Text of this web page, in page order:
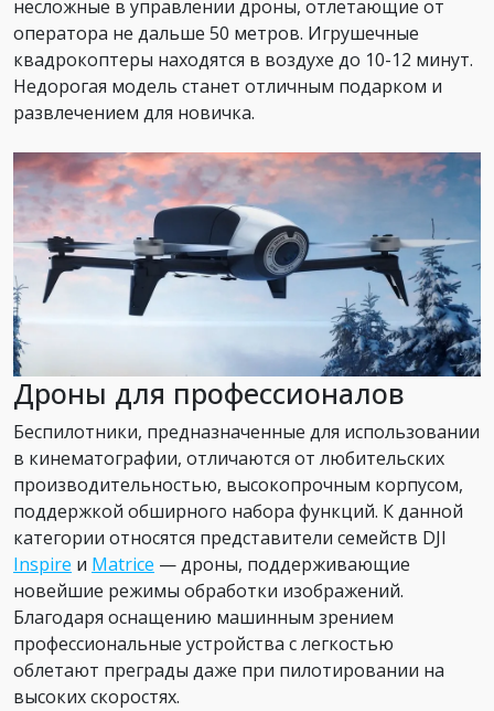
несложные в управлении дроны, отлетающие от
оператора не дальше 50 метров. Игрушечные
квадрокоптеры находятся в воздухе до 10-12 минут.
Недорогая модель станет отличным подарком и
развлечением для новичка.
Дроны для профессионалов
Беспилотники, предназначенные для использовании
в кинематографии, отличаются от любительских
производительностью, высокопрочным корпусом,
поддержкой обширного набора функций. К данной
категории относятся представители семейств DJI
Inspire и Matrice — дроны, поддерживающие
новейшие режимы обработки изображений.
Благодаря оснащению машинным зрением
профессиональные устройства с легкостью
облетают преграды даже при пилотировании на
высоких скоростях.